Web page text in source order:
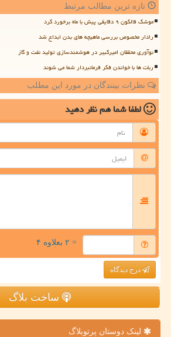
تازه ترین مطالب مرتبط
موشک فالکون ۹ دقایقی پیش با ماه برخورد کرد
رادار مخصوص بررسی ماهیچه های بدن ابداع شد
نوآوری محققان امیرکبیر در هوشمندسازی تولید نفت و گاز
ربات ها با خواندن فکر فرمانبردار شما می شوند
نظرات بینندگان در مورد این مطلب
لطفا شما همنظر دهید
= ۲ بعلاوه ۴
درج دیدگاه
ساخت بلاگ
لینک دوستان پرتوبلاگ